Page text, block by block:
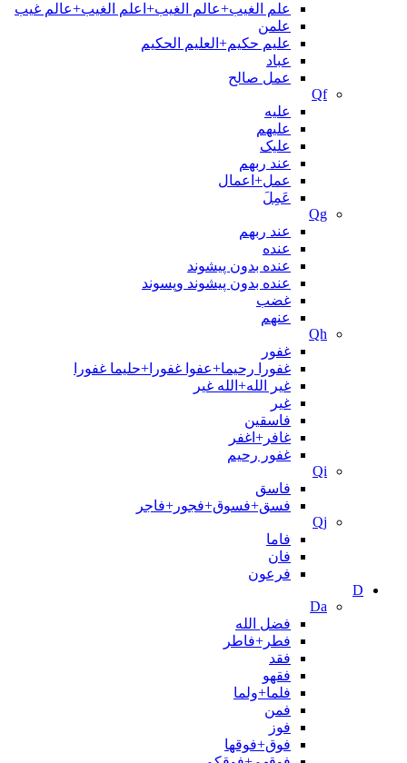
علم الغیب+عالم الغیب+اعلم الغیب+عالم غیب
علمن
علیم حکیم+العلیم الحکیم
عباد
عمل صالح
Qf
علیه
علیهم
علیک
عند ربهم
عمل+اعمال
عَمِلَ
Qg
عند ربهم
عنده
عنده بدون پیشوند
عنده بدون پیشوند وپسوند
غضب
عنهم
Qh
غفور
غفورا رحیما+عفوا غفورا+حلیما غفورا
غیر الله+الله غیر
غیر
فاسقین
غافر+اغفر
غفور رحيم
Qi
فاسق
فسق+فسوق+فجور+فاجر
Qj
فاما
فان
فرعون
D
Da
فضل الله
فطر+فاطر
فقد
فقهو
فلما+ولما
فمن
فوز
فوق+فوقها